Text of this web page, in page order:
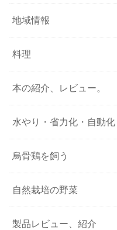
地域情報
料理
本の紹介、レビュー。
水やり・省力化・自動化
烏骨鶏を飼う
自然栽培の野菜
製品レビュー、紹介